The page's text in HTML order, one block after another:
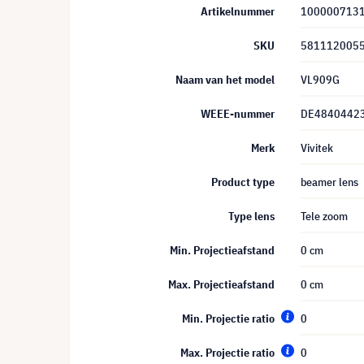
Artikelnummer 1000007131
SKU
Naam van het model VL909G
WEEE-nummer
Merk Vivitek
Product type beamer lens
Type lens Tele zoom
Min. Projectieafstand 0 cm
Max. Projectieafstand 0 cm
Min. Projectie ratio 0
Max. Projectie ratio 0